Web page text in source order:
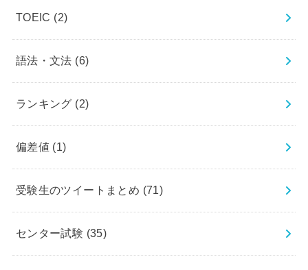
TOEIC (2)
語法・文法 (6)
ランキング (2)
偏差値 (1)
受験生のツイートまとめ (71)
センター試験 (35)